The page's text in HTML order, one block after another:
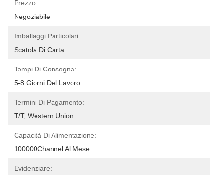
Prezzo:
Negoziabile
Imballaggi Particolari:
Scatola Di Carta
Tempi Di Consegna:
5-8 Giorni Del Lavoro
Termini Di Pagamento:
T/T, Western Union
Capacità Di Alimentazione:
100000Channel Al Mese
Evidenziare: